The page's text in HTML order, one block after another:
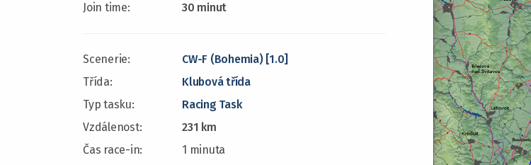
Join time: 30 minut
Scenerie:
CW-F (Bohemia) [1.0]
Třída:
Klubová třída
Typ tasku:
Racing Task
Vzdálenost:
231 km
Čas race-in:
1 minuta